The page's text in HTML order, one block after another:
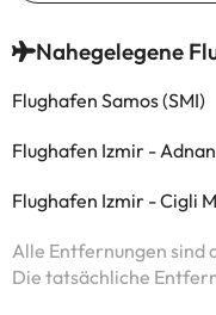
Nahegelegene
Flughafen Samos (SMI)
Flughafen Izmir -
Flughafen Izmir - Cigli
Alle Entfernungen sind
Die tatsächliche